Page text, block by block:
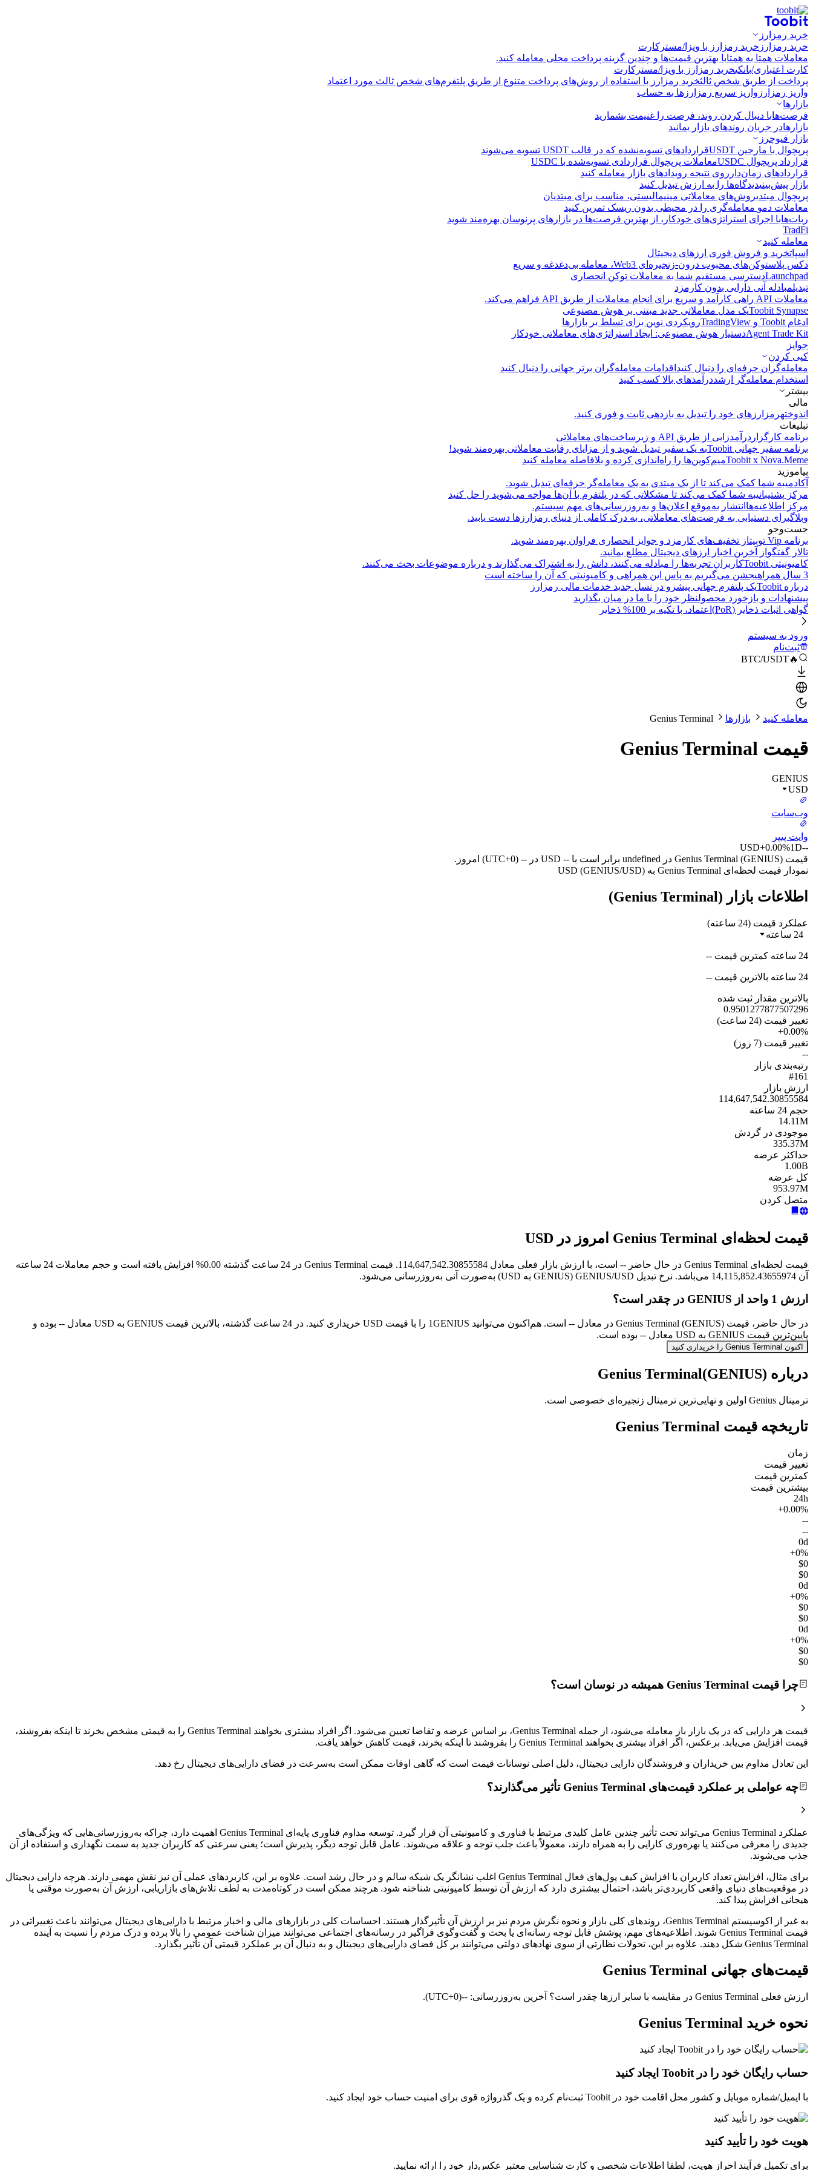
خرید رمزارز
خرید رمزارز خرید رمزارز با ویزا/مسترکارت
معاملات همتا به همتابا بهترین قیمت‌ها و چندین گزینه پرداخت محلی معامله کنید.
کارت اعتباری/بانکیخرید رمزارز با ویزا/مسترکارت
پرداخت از طریق شخص ثالثخرید رمزارز با استفاده از روش‌های پرداخت متنوع از طریق پلتفرم‌های شخص ثالث مورد اعتماد
واریز رمزارز واریز سریع رمزارزها به حساب
بازارها
فرصت‌هابا دنبال کردن روند، فرصت را غنیمت بشمارید
بازارهادر جریان روندهای بازار بمانید
بازار فیوچرز
پرپچوال با مارجین USDT
قراردادهای تسویه‌نشده که در قالب USDT تسویه می‌شوند
قرارداد پرپچوال USDC
معاملات پرپچوال قراردادی تسویه‌شده با USDC
قراردادهای زمان‌دار روی نتیجه رویدادهای بازار معامله کنید
بازار پیش‌بینیدیدگاه‌ها را به ارزش تبدیل کنید
پرپچوال مبتدیروش‌های معاملاتی مینیمالیستی، مناسب برای مبتدیان
معاملات دمو معامله‌گری را در محیطی بدون ریسک تمرین کنید
ربات‌هابا اجرای استراتژی‌های خودکار، از بهترین فرصت‌ها در بازارهای پرنوسان بهره‌مند شوید
TradFi
معامله کنید
اسپاتخرید و فروش فوری ارزهای دیجیتال
دکس پلاستوکن‌های محبوب درون-زنجیره‌ای Web3، معامله بی‌دغدغه و سریع
Launchpadدسترسی مستقیم شما به معاملات توکن انحصاری
تبدیلمبادله آنی دارایی بدون کارمزد
معاملات API
راهی کارآمد و سریع برای انجام معاملات از طریق API فراهم می‌کند.
Toobit Synapseیک مدل معاملاتی جدید مبتنی بر هوش مصنوعی
ادغام Toobit و TradingView
رویکردی نوین برای تسلط بر بازارها
Agent Trade Kitدستیار هوش مصنوعی: ایجاد استراتژی‌های معاملاتی خودکار
جوایز
کپی‌ کردن
معامله‌گران حرفه‌ای را دنبال کنید اقدامات معامله‌گران برتر جهانی را دنبال کنید
استخدام معامله‌گر ارشددرآمد‌های بالا کسب کنید
بیشتر
مالی
اندوختهرمزارزهای خود را تبدیل به بازدهی ثابت و فوری کنید.
تبلیغات
برنامه کارگزار درآمدزایی از طریق API و زیرساخت‌های معاملاتی
برنامه سفیر جهانی Toobit
به یک سفیر تبدیل شوید و از مزایای رقابت معاملاتی بهره‌مند شوید!
Toobit x Nova.Memeمیم‌کوین‌ها را راه‌اندازی کرده و بلافاصله معامله کنید
بیاموزید
آکادمیبه شما کمک می‌کند تا از یک مبتدی به یک معامله‌گر حرفه‌ای تبدیل شوید.
مرکز پشتیبانیبه شما کمک می‌کند تا مشکلاتی که در پلتفرم با آن‌ها مواجه می‌شوید را حل کنید
مرکز اطلاعیه‌ها انتشار به‌موقع اعلان‌ها و به‌روزرسانی‌های مهم سیستم.
وبلاگبرای دستیابی به فرصت‌های معاملاتی، به درک کاملی از دنیای رمزارزها دست یابید.
جست‌وجو
برنامه Vip توبیت
از تخفیف‌های کارمزد و جوایز انحصاری فراوان بهره‌مند شوید.
تالار گفتگو از آخرین اخبار ارزهای دیجیتال مطلع بمانید.
کامیونیتی Toobit
کاربران تجربه‌ها را مبادله می‌کنند، دانش را به اشتراک می‌گذارند و درباره موضوعات بحث می‌کنند.
3 سال همراهی
جشن می‌گیریم به پاس این همراهی و کامیونیتی که آن را ساخته است
درباره Toobit
یک پلتفرم جهانی پیشرو در نسل جدید خدمات مالی رمزارز
پیشنهادات و بازخورد محصولنظر خود را با ما در میان بگذارید
گواهی اثبات ذخایر (PoR)
اعتماد، با تکیه بر 100% ذخایر
ورود به سیستم
ثبت‌نام
🔥BTC/USDT
معامله کنید بازارها Genius Terminal
قیمت Genius Terminal
GENIUS
USD
وب‌سایت
وایت پیپر
--
USD+0.00%1D
قیمت Genius Terminal (GENIUS) در undefined برابر است با -- USD در -- (UTC+0) امروز.
نمودار قیمت لحظه‌ای Genius Terminal به USD (GENIUS/USD)
اطلاعات بازار (Genius Terminal)
عملکرد قیمت (24 ساعته)
24 ساعته
24 ساعته کمترین قیمت --
24 ساعته بالاترین قیمت --
بالاترین مقدار ثبت شده
0.9501277877507296
تغییر قیمت (24 ساعت)
+0.00%
تغییر قیمت (7 روز)
--
رتبه‌بندی بازار
#161
ارزش بازار
114,647,542.30855584
حجم 24 ساعته
14.11M
موجودی در گردش
335.37M
حداکثر عرضه
1.00B
کل عرضه
953.97M
متصل کردن
قیمت لحظه‌ای Genius Terminal امروز در USD
قیمت لحظه‌ای Genius Terminal در حال حاضر -- است، با ارزش بازار فعلی معادل 114,647,542.30855584. قیمت Genius Terminal در 24 ساعت گذشته 0.00% افزایش یافته است و حجم معاملات 24 ساعته
آن 14,115,852.43655974 می‌باشد. نرخ تبدیل GENIUS/USD (GENIUS به USD) به‌صورت آنی به‌روزرسانی می‌شود.
ارزش 1 واحد از GENIUS در چقدر است؟
در حال حاضر، قیمت Genius Terminal (GENIUS) در معادل -- است. هم‌اکنون می‌توانید 1GENIUS را با قیمت USD خریداری کنید. در 24 ساعت گذشته، بالاترین قیمت GENIUS به USD معادل -- بوده و
پایین‌ترین قیمت GENIUS به USD معادل -- بوده است.
اکنون Genius Terminal را خریداری کنید
درباره Genius Terminal(GENIUS)
ترمینال Genius اولین و نهایی‌ترین ترمینال زنجیره‌ای خصوصی است.
تاریخچه قیمت Genius Terminal
زمان
تغییر قیمت
کمترین قیمت
بیشترین قیمت
24h
+0.00%
--
--
0d
+0%
$0
$0
0d
+0%
$0
$0
0d
+0%
$0
$0
چرا قیمت Genius Terminal همیشه در نوسان است؟
قیمت هر دارایی که در یک بازار باز معامله می‌شود، از جمله Genius Terminal، بر اساس عرضه و تقاضا تعیین می‌شود. اگر افراد بیشتری بخواهند Genius Terminal را به قیمتی مشخص بخرند تا اینکه بفروشند،
قیمت افزایش می‌یابد. برعکس، اگر افراد بیشتری بخواهند Genius Terminal را بفروشند تا اینکه بخرند، قیمت کاهش خواهد یافت.
این تعادل مداوم بین خریداران و فروشندگان دارایی دیجیتال، دلیل اصلی نوسانات قیمت است که گاهی اوقات ممکن است به‌سرعت در فضای دارایی‌های دیجیتال رخ دهد.
چه عواملی بر عملکرد قیمت‌های Genius Terminal تأثیر می‌گذارند؟
عملکرد Genius Terminal می‌تواند تحت تأثیر چندین عامل کلیدی مرتبط با فناوری و کامیونیتی آن قرار گیرد. توسعه مداوم فناوری پایه‌ای Genius Terminal اهمیت دارد، چراکه به‌روزرسانی‌هایی که ویژگی‌های
جدیدی را معرفی می‌کنند یا بهره‌وری کارایی را به همراه دارند، معمولاً باعث جلب توجه و علاقه‌ می‌شوند. عامل قابل توجه دیگر، پذیرش است؛ یعنی سرعتی که کاربران جدید به سمت نگهداری و استفاده از آن
جذب می‌شوند.
برای مثال، افزایش تعداد کاربران یا افزایش کیف پول‌های فعال Genius Terminal اغلب نشانگر یک شبکه سالم و در حال رشد است. علاوه بر این، کاربردهای عملی آن نیز نقش مهمی دارند. هرچه دارایی دیجیتال
در موقعیت‌های دنیای واقعی کاربردی‌تر باشد، احتمال بیشتری دارد که ارزش آن توسط کامیونیتی شناخته شود. هرچند ممکن است در کوتاه‌مدت به لطف تلاش‌های بازاریابی، ارزش آن به‌صورت موقتی یا
هیجانی افزایش پیدا کند.
به غیر از اکوسیستم Genius Terminal، روندهای کلی بازار و نحوه نگرش مردم نیز بر ارزش آن تأثیرگذار هستند. احساسات کلی در بازارهای مالی و اخبار مرتبط با دارایی‌های دیجیتال می‌توانند باعث تغییراتی در
قیمت Genius Terminal شوند. اطلاعیه‌های مهم، پوشش قابل توجه رسانه‌ای یا بحث و گفت‌وگوی فراگیر در رسانه‌های اجتماعی می‌توانند میزان شناخت عمومی را بالا برده و درک مردم را نسبت به آینده
Genius Terminal شکل دهند. علاوه بر این، تحولات نظارتی از سوی نهادهای دولتی می‌توانند بر کل فضای دارایی‌های دیجیتال و به‌ دنبال آن بر عملکرد قیمتی آن تأثیر بگذارد.
قیمت‌های جهانی Genius Terminal
ارزش فعلی Genius Terminal در مقایسه با سایر ارزها چقدر است؟ آخرین به‌روزرسانی: --(UTC+0).
نحوه خرید Genius Terminal
حساب رایگان خود را در Toobit ایجاد کنید
با ایمیل/شماره موبایل و کشور محل اقامت خود در Toobit ثبت‌نام کرده و یک گذرواژه قوی برای امنیت حساب خود ایجاد کنید.
هویت خود را تأیید کنید
برای تکمیل فرآیند احراز هویت، لطفا اطلاعات شخصی و کارت شناسایی معتبر عکس‌دار خود را ارائه نمایید.